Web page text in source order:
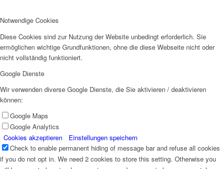
Notwendige Cookies
Diese Cookies sind zur Nutzung der Website unbedingt erforderlich. Sie
ermöglichen wichtige Grundfunktionen, ohne die diese Webseite nicht oder
nicht vollständig funktioniert.
Google Dienste
Wir verwenden diverse Google Dienste, die Sie aktivieren / deaktivieren
können:
Google Maps
Google Analytics
Cookies akzeptieren
Einstellungen speichern
Check to enable permanent hiding of message bar and refuse all cookies
if you do not opt in. We need 2 cookies to store this setting. Otherwise you